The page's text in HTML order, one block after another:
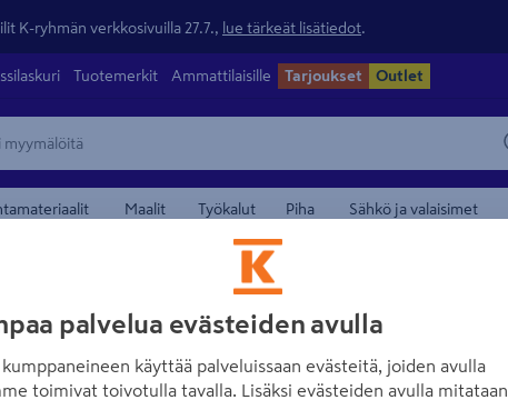
K-ryhmän verkkosivuilla 27.7., lue tärkeät lisätiedot
Tuotemerkit Ammattilaisille Tarjoukset Outlet
Maalit Työkalut Piha Sähkö ja valaisimet
palvelua evästeiden avulla
käyttää palveluissaan evästeitä, joiden avulla
toimivat toivotulla tavalla. Lisäksi evästeiden avulla mitataan